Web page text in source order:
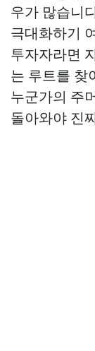
우가 많습니
극대화하기
투자자라면
는 루트를 찾
누군가의 주
돌아와야 진